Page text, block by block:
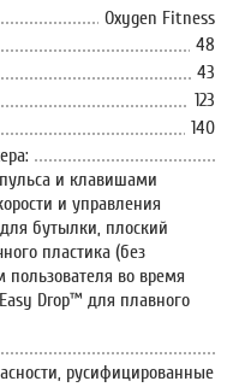
Oxygen Fitness
48
43
123
140
и клавишами
и управления
бутылки, плоский
пластика (без
пользователя во время
Drop™ для плавного
русифицированные